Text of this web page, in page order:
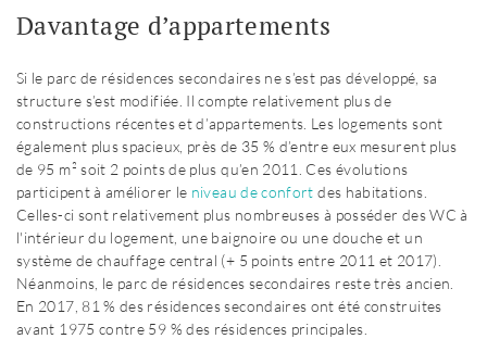
Davantage d’appartements
Si le parc de résidences secondaires ne s’est pas développé, sa
structure s’est modifiée. Il compte relativement plus de
constructions récentes et d’appartements. Les logements sont
également plus spacieux, près de 35 % d’entre eux mesurent plus
de 95 m² soit 2 points de plus qu’en 2011. Ces évolutions
participent à améliorer le niveau de confort des habitations.
Celles-ci sont relativement plus nombreuses à posséder des WC à
l'intérieur du logement, une baignoire ou une douche et un
système de chauffage central (+ 5 points entre 2011 et 2017).
Néanmoins, le parc de résidences secondaires reste très ancien.
En 2017, 81 % des résidences secondaires ont été construites
avant 1975 contre 59 % des résidences principales.